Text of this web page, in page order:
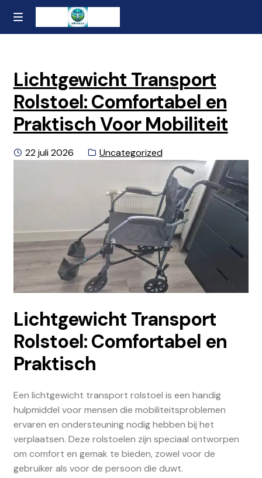
Ga
naar
Naar
de
MENU
Contact
Over ons
Privacybeleid en Algemene Voorwaarden
Lichtgewicht Transport
Rolstoel: Comfortabel en
Praktisch Voor Mobiliteit
Geplaatst
22 juli 2026 Categorie:
Uncategorized
Lichtgewicht Transport
Rolstoel: Comfortabel en
Praktisch
Een lichtgewicht transport rolstoel is een handig
hulpmiddel voor mensen die mobiliteitsproblemen
ervaren en ondersteuning nodig hebben bij het
verplaatsen. Deze rolstoelen zijn speciaal ontworpen
om comfort en gemak te bieden, zowel voor de
gebruiker als voor de persoon die duwt.